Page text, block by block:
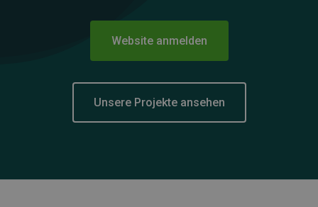
Website anmelden
Unsere Projekte ansehen